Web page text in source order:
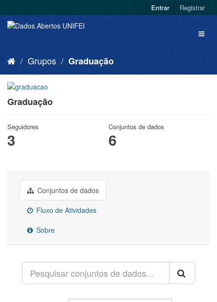
Entrar Registrar
Grupos Graduação
Graduação
Seguidores
3
Conjuntos de dados
6
Conjuntos de dados
Fluxo de Atividades
Sobre